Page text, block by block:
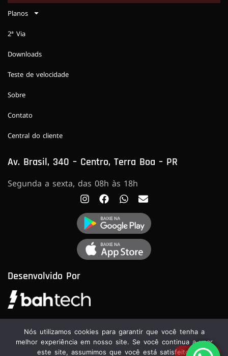
Planos
2ª Via
Downloads
Teste de velocidade
Sobre
Contato
Central do cliente
Av. Brasil, 340 – Centro, Terra Boa – PR
Segunda a sexta, das 08h às 18h
Desenvolvido Por
Nós utilizamos cookies para garantir que você tenha a
melhor experiência em nosso site. Se você continua a usar
este site, assumimos que você está satisfeito.